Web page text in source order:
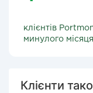
клієнтів
минулого місяця
Клієнти